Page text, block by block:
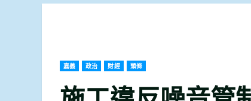
嘉義 政治 財經 頭條